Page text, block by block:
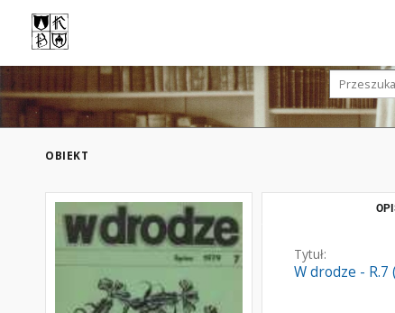
OBIEKT
Tytuł:
W drodze - R.7